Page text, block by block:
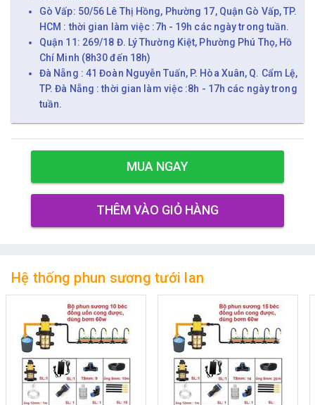
Gò Vấp: 50/56 Lê Thị Hồng, Phường 17, Quận Gò Vấp, TP.
HCM : thời gian làm việc :7h - 19h các ngày trong tuần.
Quận 11: 269/18 Đ. Lý Thường Kiệt, Phường Phú Thọ, Hồ
Chí Minh (8h30 đến 18h)
Đà Nẵng : 41 Đoàn Nguyễn Tuấn, P. Hòa Xuân, Q. Cẩm Lệ,
TP. Đà Nẵng : thời gian làm việc :8h - 17h các ngày trong
tuần.
MUA NGAY
THÊM VÀO GIỎ HÀNG
Hệ thống phun sương tưới lan